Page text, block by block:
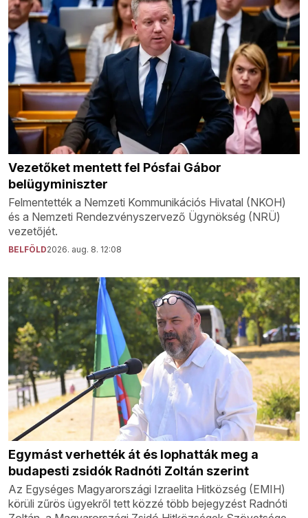
Vezetőket mentett fel Pósfai Gábor
belügyminiszter
Felmentették a Nemzeti Kommunikációs Hivatal (NKOH)
és a Nemzeti Rendezvényszervező Ügynökség (NRÜ)
vezetőjét.
BELFÖLD2026. aug. 8. 12:08
Egymást verhették át és lophatták meg a
budapesti zsidók Radnóti Zoltán szerint
Az Egységes Magyarországi Izraelita Hitközség (EMIH)
körüli zűrös ügyekről tett közzé több bejegyzést Radnóti